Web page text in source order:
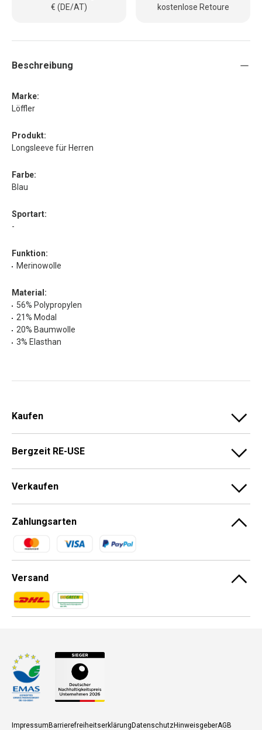
€ (DE/AT)
kostenlose Retoure
Beschreibung
Marke:
Löffler
Produkt:
Longsleeve für Herren
Farbe:
Blau
Sportart:
-
Funktion:
Merinowolle
Material:
56% Polypropylen
21% Modal
20% Baumwolle
3% Elasthan
Kaufen
Bergzeit RE-USE
Verkaufen
Zahlungsarten
Zahlungsmethoden
Versand
Zahlungsmethoden
Zahlungsmethoden
ImpressumBarrierefreiheitserklärungDatenschutzHinweisgeberAGB